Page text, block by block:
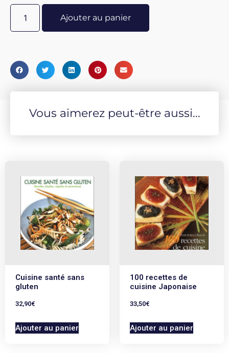
Ajouter au panier
Vous aimerez peut-être aussi...
Cuisine santé sans
gluten
32,90€
Ajouter au panier
100 recettes de
cuisine Japonaise
33,50€
Ajouter au panier